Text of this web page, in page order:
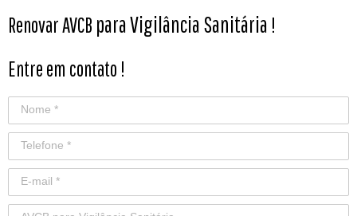
Renovar AVCB para Vigilância Sanitária !
Entre em contato !